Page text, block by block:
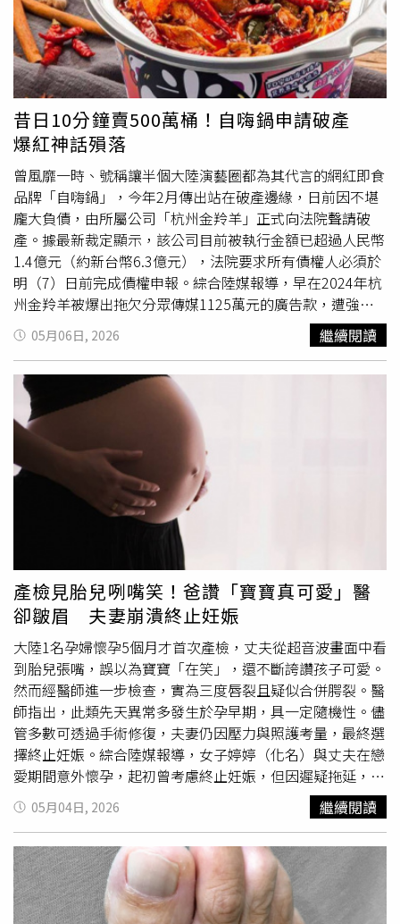
算，就有31.2萬人為了股票離開正職工作，人口規模相當於
一整個基隆市。房市專家李同榮就表示，在AI飆股與全民瘋
股氛圍下，許多年輕人的思維已完全改變，認為「辛苦存房
子頭期款，不如先進股市翻倍。」股票漲了可再質押，質押
後又能再加碼，加碼成功後，帳面財富又再增加，於是出現
「借錢投資比努力工作更快」的錯覺。棄房入股的不只一般
散戶，房仲從業人員也不例外，仲介全聯會理事長王瑞祺就
坦言，這幾年房市慘澹，因此也有不少房仲業投入股市，為
自己和公司增加收益，對此，公會還特別提醒會員公司，不
要增貸、車貸、融資二胎等投入投機性市場，應該要專注本
業、加強專業性、財務管理、人才教育訓練等等。皇翔
2025年合併營收60.7億元、年減50%，但卻靠著投資台積
電等個股，今年以來已入帳逾9億元，投資股票比本業還
賺。（圖／林榮芳攝）建商跨界投資炒股的也不少，其中又
以皇翔最為出名，近年大舉進軍股市，今年以來，僅台積
電、台達電、南亞科與旺宏等操作，獲利約9.48億元，在房
市不景氣下，副業賺得比本業還多。蕭成忠也透露，台中有
不少年輕建商或二代，甚至資本好幾億的，都跑去玩股票、
不想蓋房子了，「營建業沒工沒料、做得要死，賺得錢還要
課20%營業所得稅，玩股票怎麼樣都贏！」房市還在等買
氣，建商卻已在股市數獲利，這種「業外賺翻天」的
象，已悄悄在產業中埋下結構性風險。
資金過度集中股市、金融體系結構失衡、投機氛圍升高李同
榮特別提出非常值得關切的畸形現象，就是部分年輕首購族
原本準備第一桶金做為購屋的自備款，也因股市行情火熱而
延後購屋、將資金全部轉進重押股市，希望透過短線獲利
「再賺第二桶金」。這種現象表面上看似資金活絡，但實際
上卻反映出股市房市四大警訊：1、房市剛性需求被延後2、
信貸資金過度集中股市3、金融體系結構性失衡4、市場投機
氛圍快速升溫當全民瘋股市，解定存、增房貸，將流動資金
集中於單一股市時，市場風險往往也同步累積。全民瘋股4
大警訊。（圖／李同榮提供）「股房雙崩」或「股房雙炒」
政府不得不防的兩大後果李同榮進一步提出警告，當前股市
投資氛圍已逐漸接近過熱階段，若指數衝上了4萬5千點，就
正考驗「擦鞋童理論」是否失靈，他同時點出投資退場關鍵
甜蜜點：*當股市站上3萬點，可說是「獲利七分飽」*3萬5
千點，市場是「八分飽」，應該最安全的退場甜蜜點*上了4
萬點，近「九分飽」*衝4萬5千點，已「十分飽」*再衝5萬
點，恐會「超飽吐回來」全民瘋股，5段飽足警戒線。（圖
／李同榮提供）當全民瘋股、甚至連購屋剛需都「棄房投
股」，連小白也瘋狂時，市場往往已進入高危險區，「戒之
在貪」才能保泰平安。這種瘋股現象若持續發酵，未來恐出
現政府意想不到的兩種結果：（一）股房雙崩引發金融風
暴/股市爆衝後崩盤，房市跟著遭殃當市場從投資變成全民
投機，連「路邊攤都在談股票」時，往往就是風險最高的時
刻。若股市在過度槓桿與瘋狂追價後出現崩跌，將導致大量
散戶資金套牢，信貸違約增加，消費信心崩潰，房市購屋動
能也陷入急凍狀態。一旦股市與房市同步轉弱，股房雙崩恐
引發金融體系連鎖震盪與風暴，政府最後勢必要出面收拾殘
局。（二）股房雙強/股市獲利資金轉向房市，股房雙強、
投機炒作再起另一種可能則是，股市高檔震盪後並未崩盤，
而是進入良性修正。當大量股市獲利資金開始尋找新的資產
避風港時，沉寂已久的房市便可能重新成為資金停泊處。李
同榮認為，未來若出現「資金由股轉房」現象，市場恐重演
民國77年間股房資金與地下金融吸金，三股流動資金快速輪
動的三種投機景象：1、股市獲利資金湧入房市2、房價再度
遭資金推升3、投機炒作死灰復燃屆時，若政策持續打房，
恐壓抑經濟與選情；若政策鬆動，又可能助長資產泡沫，政
策陷入兩難？全民瘋股，政府意想不到的2種結果。（圖／
李同榮提供）選舉因素將左右未來股市與房市走勢，三種情
境不利執政黨選情李同榮進一步分析，下半年選舉因素，將
成為左右股市與房市的重要變數。對執政黨而言，有三種情
境不利於年底大選的選情：1、股市若過熱，選前若無力推
升行情，或導致崩盤，就容易引發千萬股民的民怨。2、房
昔日10分鐘賣500萬桶！自嗨鍋申請破產
爆紅神話殞落
曾風靡一時、號稱讓半個大陸演藝圈都為其代言的網紅即食
品牌「自嗨鍋」，今年2月傳出站在破產邊緣，日前因不堪
龐大負債，由所屬公司「杭州金羚羊」正式向法院聲請破
產。據最新裁定顯示，該公司目前被執行金額已超過人民幣
1.4億元（約新台幣6.3億元），法院要求所有債權人必須於
明（7）日前完成債權申報。綜合陸媒報導，早在2024年杭
州金羚羊被爆出拖欠分眾傳媒1125萬元的廣告款，遭強制
執行；而去（2025）年11月，杭州金羚羊法定代表人蔡紅
亮多次被列入高消費限制名單。有公開資料顯示，該公司及
蔡紅亮名下累計已有12條歷史限制消費令。今年2月杭州金
羚羊已傳出站在破產邊緣，在3月6日杭州市餘杭區人民法院
正式裁定受理金羚羊破產清算申請，被執行金額已超過人民
幣1.4億元（約新台幣6.3億元），破產清算裁定確定，債權
人必須在5月7日前完成債權申報。據悉，「自嗨鍋」由知名
零食品牌「百草味」創辦人蔡紅亮於2018年推出，憑藉著
強大的行銷攻勢，找來許多藝人代言，曾創下在短短10分鐘
內銷售500萬桶的驚人紀錄，並在3年內完成5輪融資，吸引
無數投資者目光。然而，亮眼數據背後隱藏著嚴重的經營結
構失衡，該品牌行銷費用曾佔總支出的4成以上，研發投入
卻微乎其微，不足1.3%，這種「重行銷、輕研發」的模式
為日後的崩盤埋下伏筆。除了經營模式畸形，產品定位與現
實生活場景的脫節也是致命傷。自嗨鍋最初主打「戶外旅
遊」與「應急餐飲」，但卻面臨實務上的重重阻礙。有資深
登山客指出，加熱包因安全疑慮被禁止帶上高鐵與飛機，且
戶外水源取得不易，加上餐盒體積龐大、餐後垃圾難以處
理，讓許多戶外玩家寧可選擇壓縮餅乾或堅果，而非自嗨
鍋。在消費者端的反饋更揭示了品牌難以維持的高昂成本，
自嗨鍋單價高，但內容物分量與CP值卻遭到質疑，不少上
班族反映，雖然初期因新鮮感嘗試，但「幾片薄肉」的體驗
顯然不敵外送平台的多樣化選擇。有數據顯示，自嗨鍋的復
購率長期低於15%，與傳統泡麵約65%的穩定回購率相比，
差距懸殊，顯示其產品缺乏長期的市場競爭力。目前杭州與
廣州等多地的便利商店已難找到自嗨鍋，外送平台也陸續下
架相關產品。雖然淘寶旗艦店目前仍維持運作，但隨著公司
宣告破產，不確定還會營業多久時間。
05月06日, 2026 繼續閱讀
產檢見胎兒咧嘴笑！爸讚「寶寶真可愛」醫
卻皺眉 夫妻崩潰終止妊娠
大陸1名孕婦懷孕5個月才首次產檢，丈夫從超音波畫面中看
到胎兒張嘴，誤以為寶寶「在笑」，還不斷誇讚孩子可愛。
然而經醫師進一步檢查，實為三度唇裂且疑似合併腭裂。醫
師指出，此類先天異常多發生於孕早期，具一定隨機性。儘
管多數可透過手術修復，夫妻仍因壓力與照護考量，最終選
擇終止妊娠。綜合陸媒報導，女子婷婷（化名）與丈夫在戀
愛期間意外懷孕，起初曾考慮終止妊娠，但因遲疑拖延，待
決定就醫時已超過可流產時限，2人最終結婚並繼續妊娠。
直到懷孕5個月，婷婷才首次前往醫院進行產檢。在超音波
檢查過程中，當胎兒影像出現在螢幕上，丈夫看到寶寶張著
嘴、輪廓生動，一度興奮表示「寶寶好像在笑」。然而，醫
生在反覆掃描後發現異常，特別是在胎兒上唇位置停留觀
察。隨後由產科主任複核，最終指出該「笑容」實際上可能
05月04日, 2026 繼續閱讀